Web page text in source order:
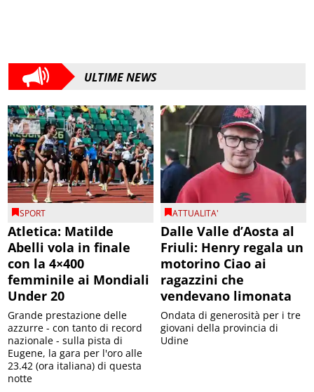
ULTIME NEWS
SPORT
Atletica: Matilde
Abelli vola in finale
con la 4×400
femminile ai Mondiali
Under 20
Grande prestazione delle
azzurre - con tanto di record
nazionale - sulla pista di
Eugene, la gara per l'oro alle
23.42 (ora italiana) di questa
notte
ATTUALITA'
Dalle Valle d’Aosta al
Friuli: Henry regala un
motorino Ciao ai
ragazzini che
vendevano limonata
Ondata di generosità per i tre
giovani della provincia di
Udine